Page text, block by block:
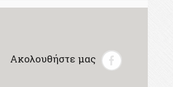
Ακολουθήστε μας